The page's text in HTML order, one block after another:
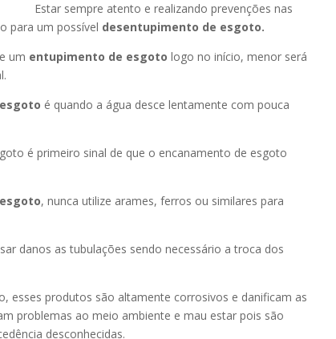
Estar sempre atento e realizando prevenções nas
para um possível desentupimento de esgoto.
um entupimento de esgoto logo no início, menor será
é quando a água desce lentamente com pouca
é primeiro sinal de que o encanamento de esgoto
, nunca utilize arames, ferros ou similares para
danos as tubulações sendo necessário a troca dos
esses produtos são altamente corrosivos e danificam as
problemas ao meio ambiente e mau estar pois são
desconhecidas.